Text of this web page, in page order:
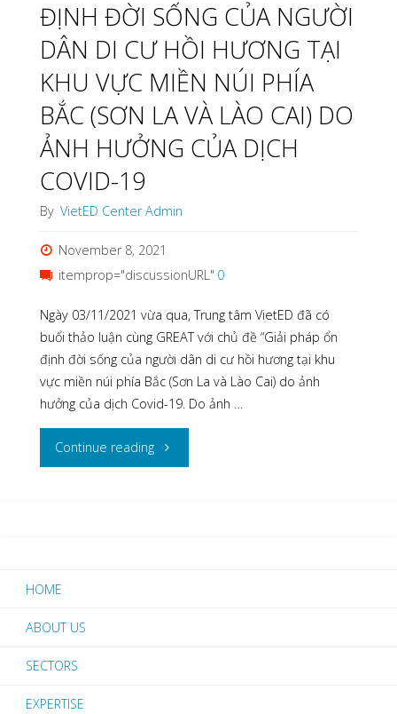
THUẬN
VÀ
NGUYỆN
CỦA
NGƯỜI
ĐỘNG
DI
CƯ
HỒI
ĐỊNH ĐỜI SỐNG CỦA NGƯỜI
DÂN DI CƯ HỒI HƯƠNG TẠI
KHU VỰC MIỀN NÚI PHÍA
BẮC (SƠN LA VÀ LÀO CAI) DO
ẢNH HƯỞNG CỦA DỊCH
COVID-19
By VietED Center Admin
November 8, 2021
itemprop="discussionURL" 0
Ngày 03/11/2021 vừa qua, Trung tâm VietED đã có
buổi thảo luận cùng GREAT với chủ đề “Giải pháp ổn
định đời sống của người dân di cư hồi hương tại khu
vực miền núi phía Bắc (Sơn La và Lào Cai) do ảnh
hưởng của dịch Covid-19. Do ảnh …
Continue reading"THẢO
HOME
ABOUT US
SECTORS
EXPERTISE